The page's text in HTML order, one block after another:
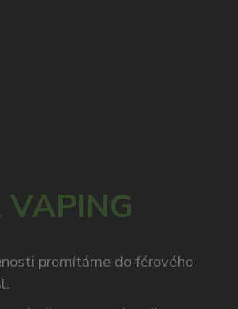
VAPING
promítáme do férového